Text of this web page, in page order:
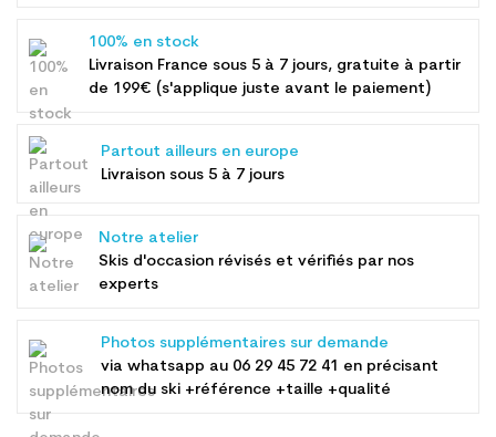
100% en stock
Livraison France sous 5 à 7 jours, gratuite à partir
de 199€ (s'applique juste avant le paiement)
Partout ailleurs en europe
Livraison sous 5 à 7 jours
Notre atelier
Skis d'occasion révisés et vérifiés par nos
experts
Photos supplémentaires sur demande
via whatsapp au 06 29 45 72 41 en précisant
nom du ski +référence +taille +qualité